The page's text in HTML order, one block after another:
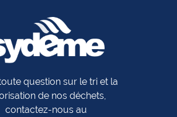
question sur le tri et la
de nos déchets,
contactez-nous au